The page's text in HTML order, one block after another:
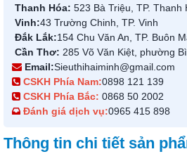
Thanh Hóa: 523 Bà Triệu, TP. Thanh
Vinh:43 Trường Chinh, TP. Vinh
Đắk Lắk:154 Chu Văn An, TP. Buôn
Cần Thơ: 285 Võ Văn Kiệt, phường
Email:Sieuthihaiminh@gmail.com
CSKH Phía Nam:0898 121 139
CSKH Phía Bắc: 0868 50 2002
Đánh giá dịch vụ:0965 415 898
Thông tin chi tiết sản